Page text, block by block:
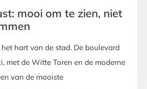
mooi om te zien, niet
hart van de stad. De boulevard
met de Witte Toren en de moderne
van de mooiste